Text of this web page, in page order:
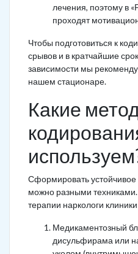
лечения, поэтому в
проходят
Чтобы подготовиться к
срывов и в кратчайшие
зависимости мы
нашем стационаре.
Какие
Сформировать устойчивое
можно разными
терапии наркологи
Медикаментозный
дисульфирама или